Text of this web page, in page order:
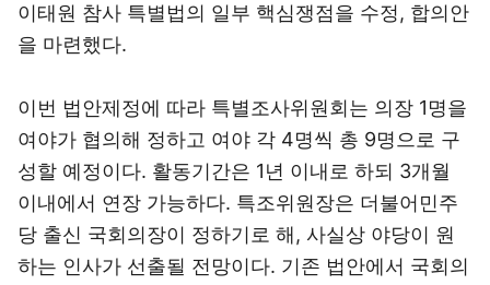
이태원 참사 특별법의 일부 핵심쟁점을 수정, 합의안
을 마련했다.
이번 법안제정에 따라 특별조사위원회는 의장 1명을
여야가 협의해 정하고 여야 각 4명씩 총 9명으로 구
성할 예정이다. 활동기간은 1년 이내로 하되 3개월
이내에서 연장 가능하다. 특조위원장은 더불어민주
당 출신 국회의장이 정하기로 해, 사실상 야당이 원
하는 인사가 선출될 전망이다. 기존 법안에서 국회의